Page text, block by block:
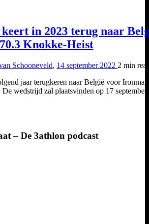
in 2023 terug naar
Knokke-Heist
Schooneveld, 14 september 2022 2 min
jaar terugkeren naar België voor
wedstrijd zal plaatsvinden op 17 september
– De 3athlon podcast